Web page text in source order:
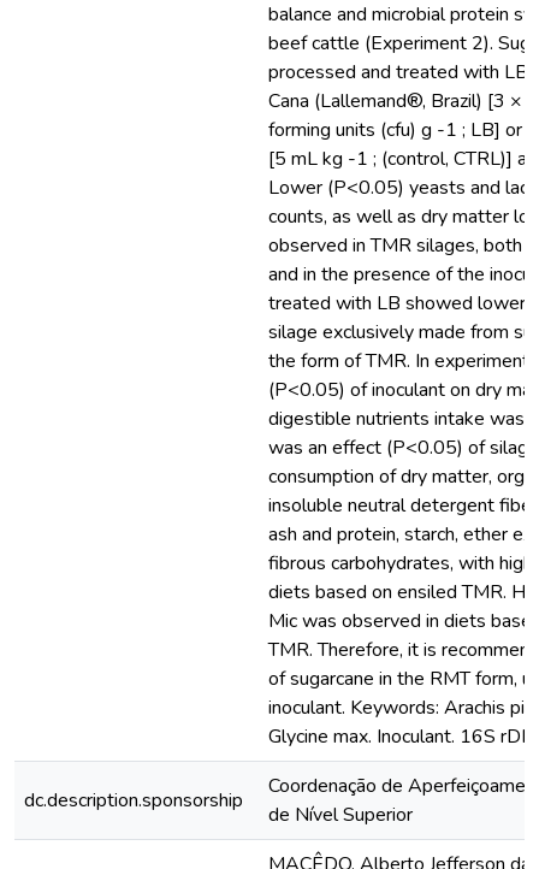
balance and microbial protein
beef cattle (Experiment 2).
processed and treated with LB
Cana (Lallemand®, Brazil) [3 ×
forming units (cfu) g -1 ; LB] or
[5 mL kg -1 ; (control, CTRL)]
Lower (P<0.05) yeasts and
counts, as well as dry matter
observed in TMR silages, both
and in the presence of the
treated with LB showed lower
silage exclusively made from
the form of TMR. In experiment
(P<0.05) of inoculant on dry
digestible nutrients intake was
was an effect (P<0.05) of
consumption of dry matter,
insoluble neutral detergent
ash and protein, starch, ether
fibrous carbohydrates, with
diets based on ensiled TMR.
Mic was observed in diets
TMR. Therefore, it is
of sugarcane in the RMT form,
inoculant. Keywords: Arachis
Glycine max. Inoculant. 16S
dc.description.sponsorship
Coordenação de
de Nível Superior